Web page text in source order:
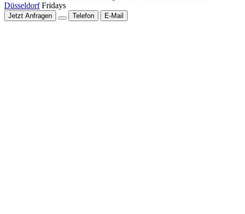
Düsseldorf Fridays
Jetzt Anfragen Telefon E-Mail